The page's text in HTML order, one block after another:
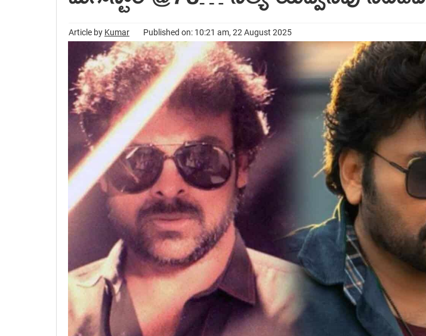
Article by Kumar Published on: 10:21 am, 22 August 2025